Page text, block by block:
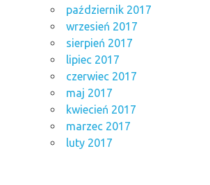
październik 2017
wrzesień 2017
sierpień 2017
lipiec 2017
czerwiec 2017
maj 2017
kwiecień 2017
marzec 2017
luty 2017